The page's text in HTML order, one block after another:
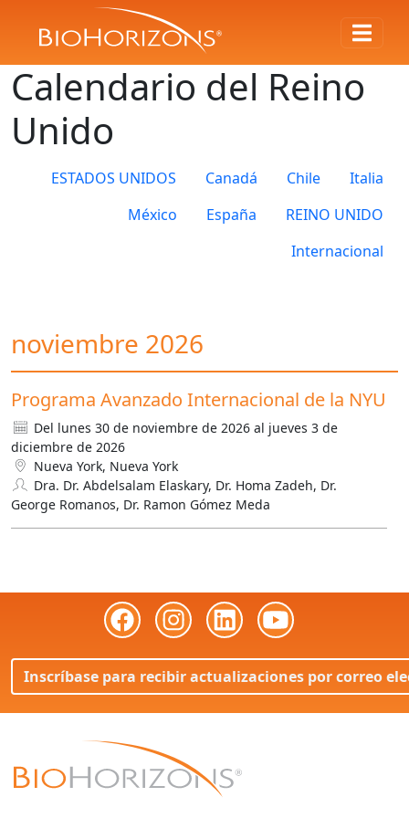
Calendario del Reino
Unido
ESTADOS UNIDOS Canadá Chile
Italia
México
España
REINO UNIDO
Internacional
noviembre 2026
Programa Avanzado Internacional de la NYU
Del lunes 30 de noviembre de 2026 al jueves 3 de
diciembre de 2026
Nueva York, Nueva York
Dra. Dr. Abdelsalam Elaskary, Dr. Homa Zadeh, Dr.
George Romanos, Dr. Ramon Gómez Meda
Inscríbase para recibir actualizaciones por correo